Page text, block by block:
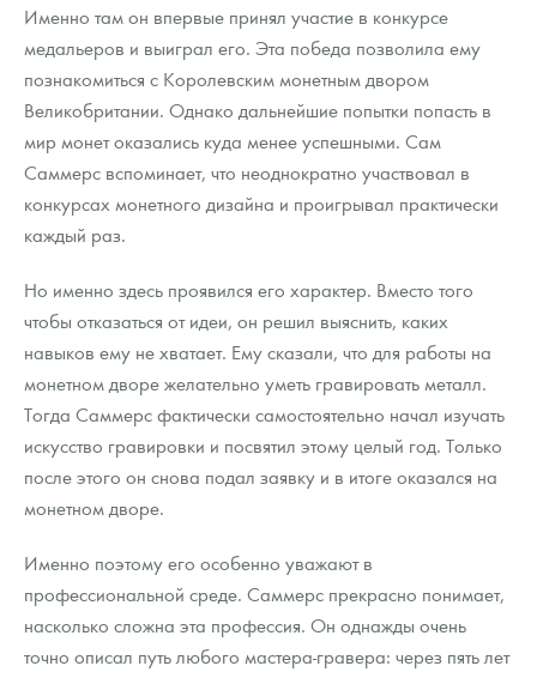
Именно там он впервые принял участие в конкурсе
медальеров и выиграл его. Эта победа позволила ему
познакомиться с Королевским монетным двором
Великобритании. Однако дальнейшие попытки попасть в
мир монет оказались куда менее успешными. Сам
Саммерс вспоминает, что неоднократно участвовал в
конкурсах монетного дизайна и проигрывал практически
каждый раз.
Но именно здесь проявился его характер. Вместо того
чтобы отказаться от идеи, он решил выяснить, каких
навыков ему не хватает. Ему сказали, что для работы на
монетном дворе желательно уметь гравировать металл.
Тогда Саммерс фактически самостоятельно начал изучать
искусство гравировки и посвятил этому целый год. Только
после этого он снова подал заявку и в итоге оказался на
монетном дворе.
Именно поэтому его особенно уважают в
профессиональной среде. Саммерс прекрасно понимает,
насколько сложна эта профессия. Он однажды очень
точно описал путь любого мастера-гравера: через пять лет